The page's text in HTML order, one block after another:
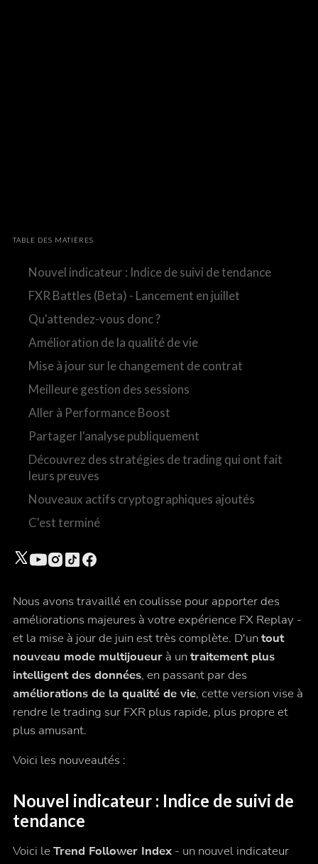
Nous avons travaillé en coulisse pour apporter des
améliorations majeures à votre expérience FX Replay -
et la mise à jour de juin est très complète. D'un tout
nouveau mode multijoueurà un traitement plus
intelligent des données, en passant par des
améliorations de la qualité de vie, cette version vise à
rendre le trading sur FXR plus rapide, plus propre et
plus amusant.
Voici les nouveautés :
Nouvel indicateur : Indice de suivi de
tendance
Voici le Trend Follower Index- un nouvel indicateur
TABLE DES MATIÈRES
Nouvel indicateur : Indice de suivi de tendance
FXR Battles (Beta) - Lancement en juillet
Qu'attendez-vous donc ?
Amélioration de la qualité de vie
Mise à jour sur le changement de contrat
Meilleure gestion des sessions
Aller à Performance Boost
Partager l'analyse publiquement
Découvrez des stratégies de trading qui ont fait
leurs preuves
Nouveaux actifs cryptographiques ajoutés
C'est terminé